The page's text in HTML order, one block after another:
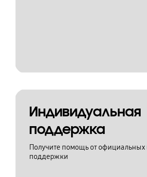
Индивидуальная
поддержка
Получите помощь от официальных
поддержки